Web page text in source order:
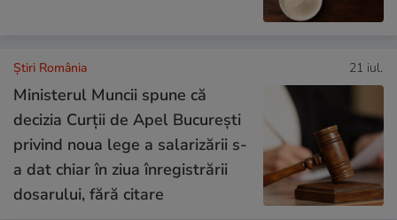
Știri România 21 iul.
Ministerul Muncii spune că
decizia Curții de Apel București
privind noua lege a salarizării s-
a dat chiar în ziua înregistrării
dosarului, fără citare